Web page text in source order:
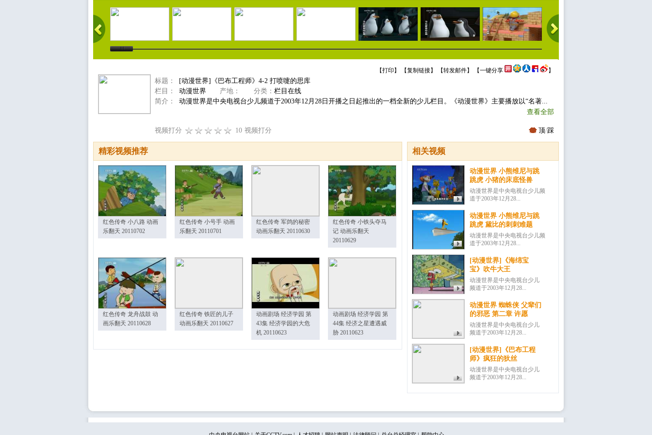
【打印 】 【复制链接】 【转发邮件】 【一键分享 】
标题：
[动漫世界]《巴布工程师》4-2 打喷嚏的思库
栏目：
动漫世界 产地： 分类： 栏目在线
简介：
动漫世界是中央电视台少儿频道于2003年12月28日开播之日起推出的一档全新的少儿栏目。《动漫世界》主要播放以“名著...
查看全部
视频打分 10 视频打分 顶/踩
相关视频
动漫世界 小熊维尼与跳
跳虎 小猪的床底怪兽
动漫世界是中央电视台少儿频
道于2003年12月28...
动漫世界 小熊维尼与跳
跳虎 黛比的刺刺难题
动漫世界是中央电视台少儿频
道于2003年12月28...
[动漫世界]《海绵宝
宝》吹牛大王
动漫世界是中央电视台少儿
频道于2003年12月28...
动漫世界 蜘蛛侠 父辈们
的邪恶 第二章 许愿
动漫世界是中央电视台少儿
频道于2003年12月28...
[动漫世界]《巴布工程
师》疯狂的狄丝
动漫世界是中央电视台少儿
频道于2003年12月28...
精彩视频推荐
红色传奇 小八路 动画
乐翻天 20110702
红色传奇 小号手 动画
乐翻天 20110701
红色传奇 军鸽的秘密
动画乐翻天 20110630
红色传奇 小铁头夺马
记 动画乐翻天
20110629
红色传奇 龙舟战鼓 动
画乐翻天 20110628
红色传奇 铁匠的儿子
动画乐翻天 20110627
动画剧场 经济学园 第
43集 经济学园的大危
机 20110623
动画剧场 经济学园 第
44集 经济之星遭遇威
胁 20110623